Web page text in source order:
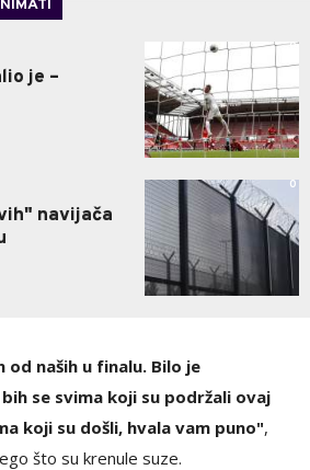
je –
0
navijača
0
od naših u finalu. Bilo je
se svima koji su podržali ovaj
koji su došli, hvala vam puno",
što su krenule suze.